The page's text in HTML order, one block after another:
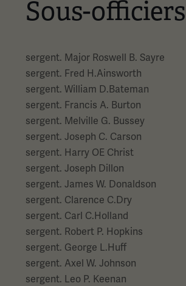
Sous-officiers
sergent. Major Roswell B. Sayre
sergent. Fred H.Ainsworth
sergent. William D.Bateman
sergent. Francis A. Burton
sergent. Melville G. Bussey
sergent. Joseph C. Carson
sergent. Harry OE Christ
sergent. Joseph Dillon
sergent. James W. Donaldson
sergent. Clarence C.Dry
sergent. Carl C.Holland
sergent. Robert P. Hopkins
sergent. George L.Huff
sergent. Axel W. Johnson
sergent. Leo P. Keenan